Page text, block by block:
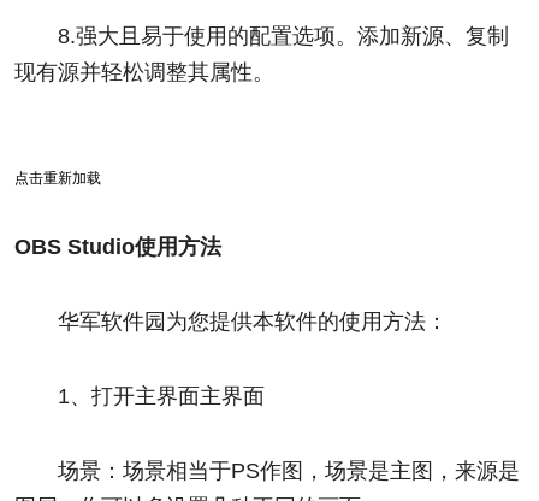
8.强大且易于使用的配置选项。添加新源、复制
现有源并轻松调整其属性。
点击重新加载
OBS Studio使用方法
华军软件园为您提供本软件的使用方法：
1、打开主界面主界面
场景：场景相当于PS作图，场景是主图，来源是